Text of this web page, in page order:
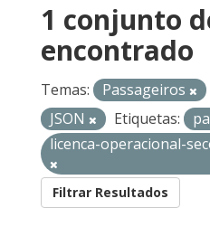
1 conjunto
encontrado
Temas: Passageiros
JSON
Etiquetas:
licenca-operacional-
Filtrar Resultados